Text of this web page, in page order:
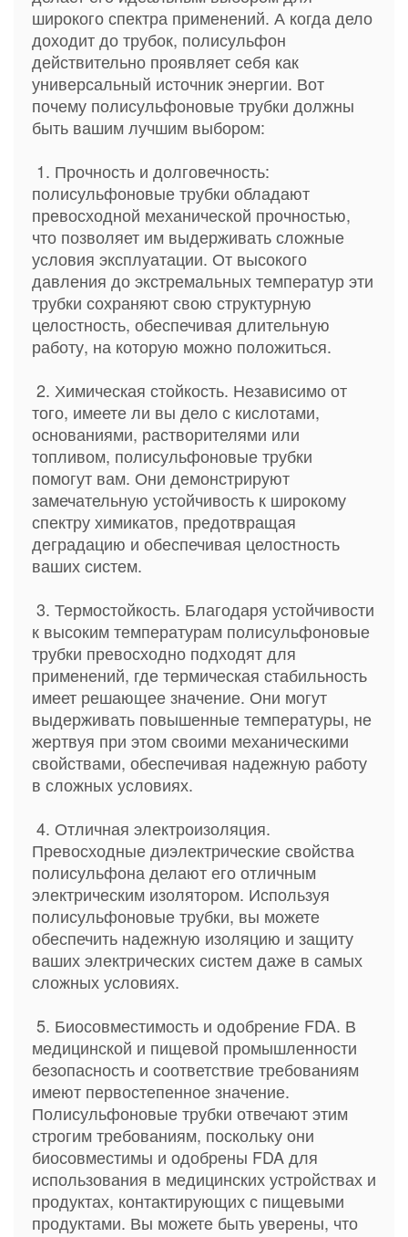
широкого спектра применений. А когда дело
доходит до трубок, полисульфон
действительно проявляет себя как
универсальный источник энергии. Вот
почему полисульфоновые трубки должны
быть вашим лучшим выбором:
1. Прочность и долговечность:
полисульфоновые трубки обладают
превосходной механической прочностью,
что позволяет им выдерживать сложные
условия эксплуатации. От высокого
давления до экстремальных температур эти
трубки сохраняют свою структурную
целостность, обеспечивая длительную
работу, на которую можно положиться.
2. Химическая стойкость. Независимо от
того, имеете ли вы дело с кислотами,
основаниями, растворителями или
топливом, полисульфоновые трубки
помогут вам. Они демонстрируют
замечательную устойчивость к широкому
спектру химикатов, предотвращая
деградацию и обеспечивая целостность
ваших систем.
3. Термостойкость. Благодаря устойчивости
к высоким температурам полисульфоновые
трубки превосходно подходят для
применений, где термическая стабильность
имеет решающее значение. Они могут
выдерживать повышенные температуры, не
жертвуя при этом своими механическими
свойствами, обеспечивая надежную работу
в сложных условиях.
4. Отличная электроизоляция.
Превосходные диэлектрические свойства
полисульфона делают его отличным
электрическим изолятором. Используя
полисульфоновые трубки, вы можете
обеспечить надежную изоляцию и защиту
ваших электрических систем даже в самых
сложных условиях.
5. Биосовместимость и одобрение FDA. В
медицинской и пищевой промышленности
безопасность и соответствие требованиям
имеют первостепенное значение.
Полисульфоновые трубки отвечают этим
строгим требованиям, поскольку они
биосовместимы и одобрены FDA для
использования в медицинских устройствах и
продуктах, контактирующих с пищевыми
продуктами. Вы можете быть уверены, что